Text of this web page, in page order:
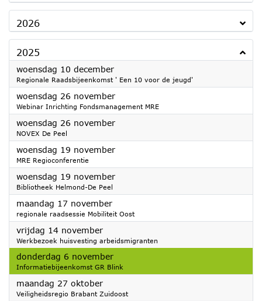
2026
2025
woensdag 10 december2025
Regionale Raadsbijeenkomst ' Een 10 voor de jeugd'
woensdag 26 november2025
Webinar Inrichting Fondsmanagement MRE
woensdag 26 november2025
NOVEX De Peel
woensdag 19 november2025
MRE Regioconferentie
woensdag 19 november2025
Bibliotheek Helmond-De Peel
maandag 17 november2025
regionale raadsessie Mobiliteit Oost
vrijdag 14 november2025
Werkbezoek huisvesting arbeidsmigranten
donderdag 6 november2025
Informatiebijeenkomst GR Blink
maandag 27 oktober2025
Veiligheidsregio Brabant Zuidoost